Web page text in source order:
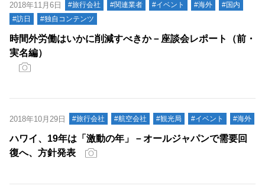
2018年11月6日 #旅行会社 #関連業者 #イベント #海外
#国内
#訪日
#独自コンテンツ
時間外労働はいかに削減すべきか－座談会レポート（前・
実名編）
2018年10月29日 #旅行会社 #航空会社 #観光局 #イベント #海外
ハワイ、19年は「激動の年」－オールジャパンで需要回
復へ、方針発表